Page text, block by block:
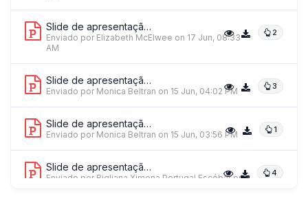
+ 4 mais palestrantes. Ver tudo
Slide de apresentação 3 2
Enviado por Elizabeth McElwee on 17 Jun, 08:33
AM
Slide de apresentação 4 3
Enviado por Monica Beltran on 15 Jun, 04:02 PM
Slide de apresentação 5 1
Enviado por Monica Beltran on 15 Jun, 03:56 PM
Slide de apresentação 6 4
Enviado por Rigliana Ximena Portugal Escóbaron